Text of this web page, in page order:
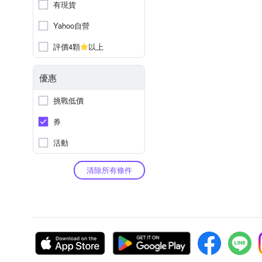
有現貨
Yahoo自營
評價4顆
以上
優惠
挑戰低價
券
活動
清除所有條件